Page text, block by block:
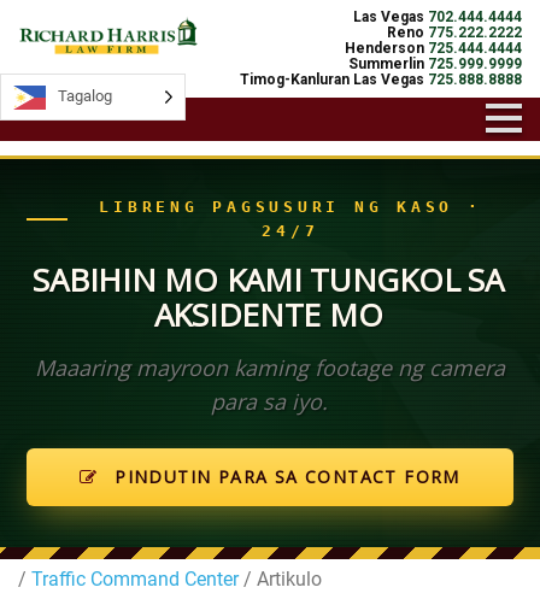
Las Vegas 702.444.4444
Reno 775.222.2222
Henderson 725.444.4444
Summerlin 725.999.9999
Timog-Kanluran Las Vegas 725.888.8888
LIBRENG PAGSUSURI NG KASO ·
24/7
SABIHIN MO KAMI TUNGKOL SA
AKSIDENTE MO
Maaaring mayroon kaming footage ng camera
para sa iyo.
PINDUTIN PARA SA CONTACT FORM
/ Traffic Command Center/ Artikulo
Tagalog
Tagalog